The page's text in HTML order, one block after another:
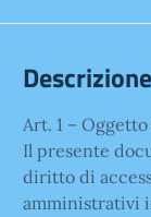
Descrizione
Art. 1 –
Il presente
diritto di
amministrativi